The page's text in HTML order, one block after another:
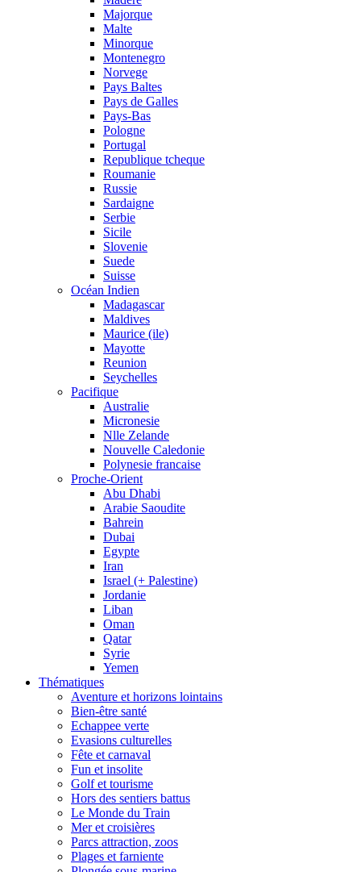
Majorque
Malte
Minorque
Montenegro
Norvege
Pays Baltes
Pays de Galles
Pays-Bas
Pologne
Portugal
Republique tcheque
Roumanie
Russie
Sardaigne
Serbie
Sicile
Slovenie
Suede
Suisse
Océan Indien
Madagascar
Maldives
Maurice (ile)
Mayotte
Reunion
Seychelles
Pacifique
Australie
Micronesie
Nlle Zelande
Nouvelle Caledonie
Polynesie francaise
Proche-Orient
Abu Dhabi
Arabie Saoudite
Bahrein
Dubai
Egypte
Iran
Israel (+ Palestine)
Jordanie
Liban
Oman
Qatar
Syrie
Yemen
Thématiques
Aventure et horizons lointains
Bien-être santé
Echappee verte
Evasions culturelles
Fête et carnaval
Fun et insolite
Golf et tourisme
Hors des sentiers battus
Le Monde du Train
Mer et croisières
Parcs attraction, zoos
Plages et farniente